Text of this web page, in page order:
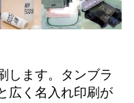
します。タンブラ
広く名入れ印刷が